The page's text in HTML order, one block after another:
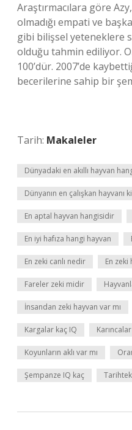
Araştırmacılara göre
olmadığı empati ve
gibi bilişsel yeteneklere
olduğu tahmin ediliyor.
100’dür. 2007’de
becerilerine sahip bir
Tarih: Makaleler
Dünyadaki en akıllı hayvan
Dünyanın en çalışkan hayvanı
En aptal hayvan hangisidir
En iyi hafıza hangi hayvan
En zeki canlı nedir En
Fareler zeki midir
İnsandan zeki hayvan var mı
Kargalar kaç IQ
Koyunların aklı var mı
Şempanze IQ kaç